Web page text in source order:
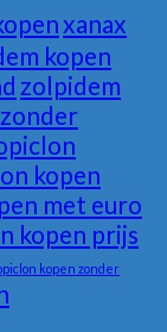
xanax
kopen
zolpidem
kopen
met euro
kopen prijs
kopen zonder